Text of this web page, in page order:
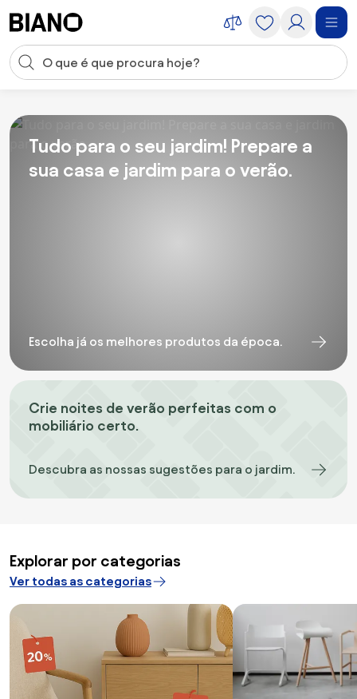
Entrada de pesquisa
Tudo para o seu jardim! Prepare a
sua casa e jardim para o verão.
Escolha já os melhores produtos da época.
Crie noites de verão perfeitas com o
mobiliário certo.
Descubra as nossas sugestões para o jardim.
Explorar por categorias
Ver todas as categorias